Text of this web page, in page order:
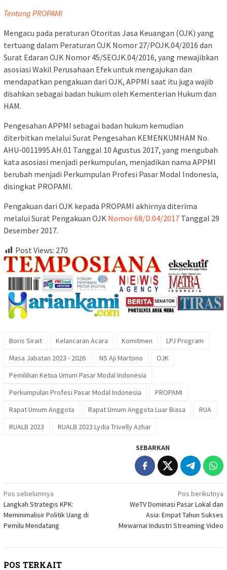
Tentang PROPAMI
Mengacu pada peraturan Otoritas Jasa Keuangan (OJK) yang
tertuang dalam Peraturan OJK Nomor 27/POJK.04/2016 dan
Surat Edaran OJK Nomor 45/SEOJK.04/2016, yang mewajibkan
asosiasi Wakil Perusahaan Efek untuk mengajukan dan
mendapatkan pengakuan dari OJK, APPMI saat itu juga wajib
disahkan sebagai badan hukum oleh Kementerian Hukum dan
HAM.
Pengesahan APPMI sebagai badan hukum kemudian
diterbitkan melalui Surat Pengesahan KEMENKUMHAM No.
AHU-0011995.AH.01 Tanggal 10 Agustus 2017, yang mengubah
kata asosiasi menjadi perkumpulan, menjadikan nama APPMI
berubah menjadi Perkumpulan Profesi Pasar Modal Indonesia,
disingkat PROPAMI.
Pengakuan dari OJK kepada PROPAMI akhirnya diterima
melalui Surat Pengakuan OJK Nomor 68/D.04/2017 Tanggal 29
Desember 2017.
Post Views: 270
Boris Sirait Kelancaran Acara Komitmen
LPJ Program
Masa Jabatan 2023 - 2026
NS Aji Martono
OJK
Pemilihan Ketua Umum Pasar Modal Indonesia
Perkumpulan Profesi Pasar Modal Indonesia
PROPAMI
Rapat Umum Anggota
Rapat Umum Anggota Luar Biasa
RUA
RUALB 2023
RUALB 2023 Lydia Trivelly Azhar
SEBARKAN
Navigasi
pos
Pos sebelumnya
Langkah Strategis KPK:
Meminimalisir Politik Uang di
Pemilu Mendatang
Pos berikutnya
WeTV Dominasi Pasar Lokal dan
Asia: Empat Tahun Sukses
Mewarnai Industri Streaming Video
POS TERKAIT